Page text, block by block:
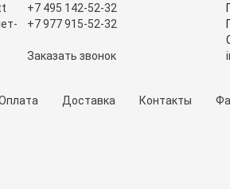
+7 495 142-52-32
+7 977915-52-32
Заказать звонок
Доставка Контакты